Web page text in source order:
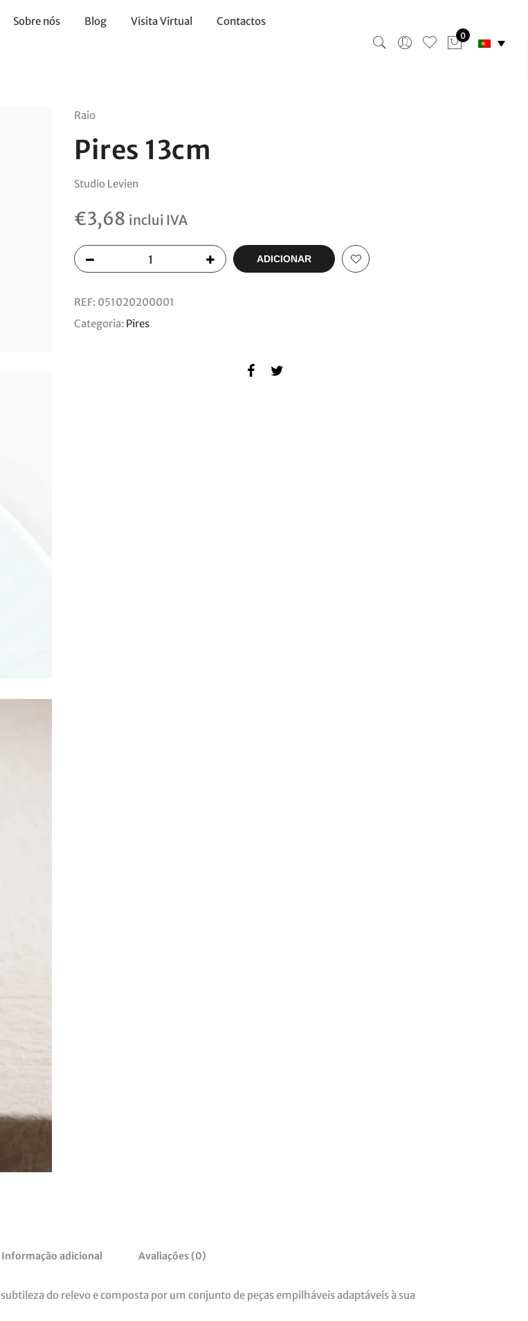
Sobre nós Blog Visita Virtual Contactos
0
Raio
Pires 13cm
Studio Levien
€3,68 inclui IVA
ADICIONAR
REF: 051020200001
Categoria: Pires
Informação adicional Avaliações (0)
do relevo e composta por um conjunto de peças empilháveis adaptáveis à sua